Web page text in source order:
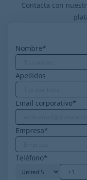
Contacta con
Nombre*
Apellidos
Email corporativo*
Empresa*
Teléfono*